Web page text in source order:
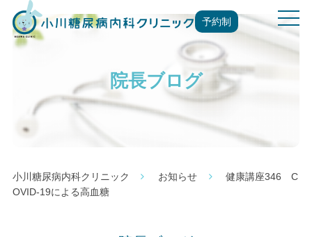
予約制
t
o
g
院長ブログ
小川糖尿病内科クリニック お知らせ
健康講座346 C
OVID-19による高血糖